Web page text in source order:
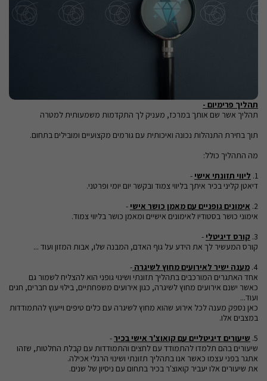
תהליך פרימיום -
תהליך אשר שם אותך במרכז, מעניק לך התקדמות משמעותית למטרה
תוך בחירת התנהלות נכונה ואיכותית עם גורמים מקצועיים ומובילים בתחום.
מה התהליך כולל:
1. ליווי תזונתי אישי -
דיאטן קליני בכיר איתך בליווי צמוד ובקשר יום יומי ופרטני.
2. אימונים גופניים עם מאמן כושר אישי -
אימוני כושר בסטודיו לאימונים אישיים ומאמן כושר בליווי צמוד.
3. קורס דיגיטלי -
קורס המעשיר לך את הידע על גוף האדם, המבנה שלו, אבות המזון ועוד ...
4. מענה ישיר לאירועים מחוץ לשיגרה -
אחד האתגרים המורכבים בתהליך תזונתי ושינוי גופני הוא להצליח לשמור גם
כאשר ישנם אירועים מחוץ לשיגרה, כגון אירועים משפחתיים, בילוי עם חברים, חגים
ועוד...
כאן נספק מענה לכל אירוע שהוא מחוץ לשיגרה עם כלים טיפים וייעוץ להתמודדות
במצבים אלו.
5. שיעורים דיגיטליים עם קואוצ'ר אישי בכיר-
שיעורים בהם תלמדו להתמודד עם לחצים והתמודדות עם קבלת החלטות, שזהו
אתגר בפני עצמו כאשר אנו בתהליך תזונתי ושינוי הרגלי אכילה.
את שיעורים אלו יעביר קואוצ'ר בכיר בתחום עם ניסיון של שנים.